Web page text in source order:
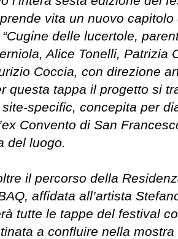
vita un nuovo
delle lucertole,
Alice Tonelli, Patrizia
Coccia, con direzione
questa tappa il progetto si
specific, concepita per
Convento di San
del luogo.
il percorso della
affidata all’artista
tutte le tappe del festival
a confluire nella